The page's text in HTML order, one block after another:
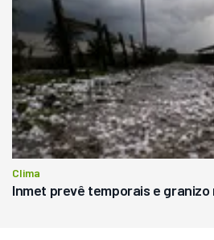
Clima
Inmet prevê temporais e granizo